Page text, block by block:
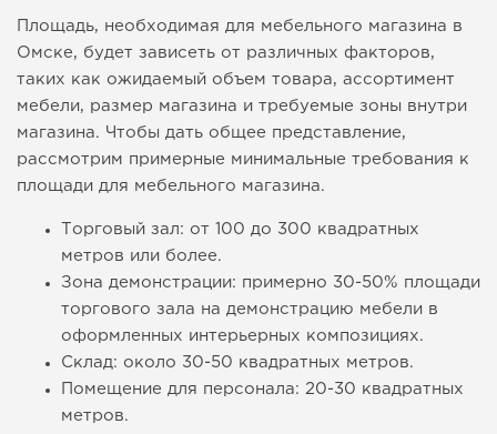
Площадь, необходимая для мебельного магазина в
Омске, будет зависеть от различных факторов,
таких как ожидаемый объем товара, ассортимент
мебели, размер магазина и требуемые зоны внутри
магазина. Чтобы дать общее представление,
рассмотрим примерные минимальные требования к
площади для мебельного магазина.
Торговый зал: от 100 до 300 квадратных
метров или более.
Зона демонстрации: примерно 30-50% площади
торгового зала на демонстрацию мебели в
оформленных интерьерных композициях.
Склад: около 30-50 квадратных метров.
Помещение для персонала: 20-30 квадратных
метров.